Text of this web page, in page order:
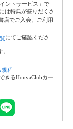
ントサービス」で
は特典が盛りだくさ
店でご入会、ご利用
にてご確認くださ
規程
きるHonyaClubカー